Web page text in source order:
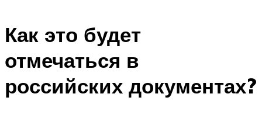
Как это будет
отмечаться в
российских документах?